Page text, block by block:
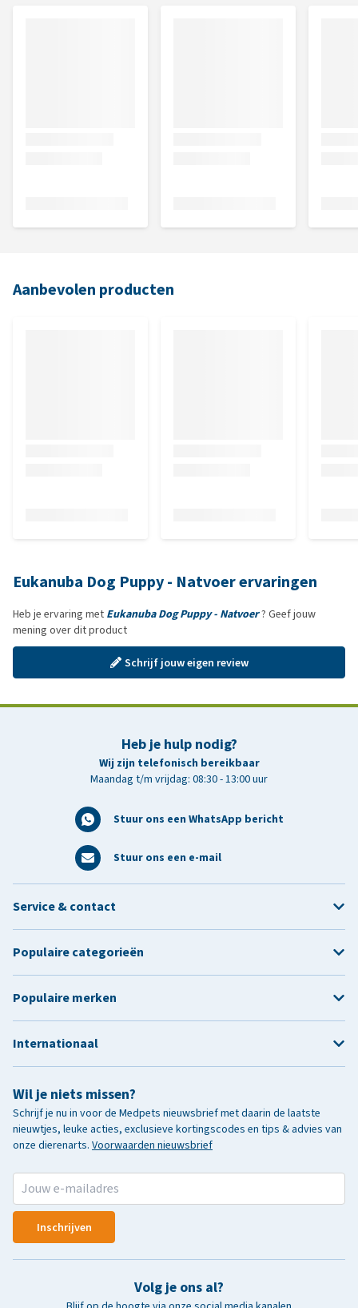
Aanbevolen producten
Eukanuba Dog Puppy - Natvoer ervaringen
Heb je ervaring met Eukanuba Dog Puppy - Natvoer? Geef jouw
mening over dit product
Schrijf jouw eigen review
Heb je hulp nodig?
Wij zijn telefonisch bereikbaar
Maandag t/m vrijdag: 08:30 - 13:00 uur
Stuur ons een WhatsApp bericht
Stuur ons een e-mail
Wil je niets missen?
Schrijf je nu in voor de Medpets nieuwsbrief met daarin de laatste
nieuwtjes, leuke acties, exclusieve kortingscodes en tips & advies van
onze dierenarts. Voorwaarden nieuwsbrief
Inschrijven
Volg je ons al?
Service & contact
Populaire categorieën
Populaire merken
Internationaal